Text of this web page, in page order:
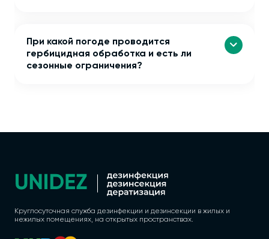
При какой погоде проводится
гербицидная обработка и есть ли
сезонные ограничения?
Круглосуточная служба дезинфекции и дезинсекции в жилых и
нежилых помещениях, на открытых пространствах.